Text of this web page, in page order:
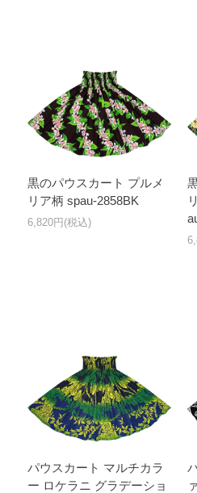
黒のパウスカート プルメ
リア柄 spau-2858BK
6,820円(税込)
パウスカート マルチカラ
ー ロケラニ グラデーショ